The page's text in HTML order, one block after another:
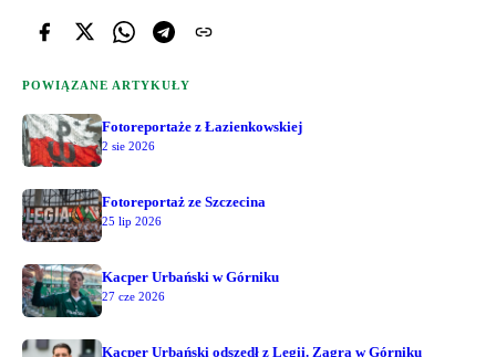
POWIĄZANE ARTYKUŁY
Fotoreportaże z Łazienkowskiej
2 sie 2026
Fotoreportaż ze Szczecina
25 lip 2026
Kacper Urbański w Górniku
27 cze 2026
Kacper Urbański odszedł z Legii. Zagra w Górniku